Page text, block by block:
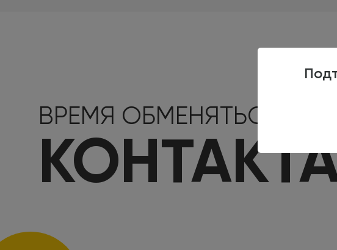
ВРЕМЯ ОБМЕНЯТЬСЯ